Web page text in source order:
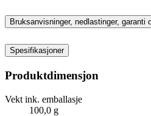
Bruksanvisninger, nedlastinger, garanti
Spesifikasjoner
Produktdimensjon
Vekt ink. emballasje
100,0 g